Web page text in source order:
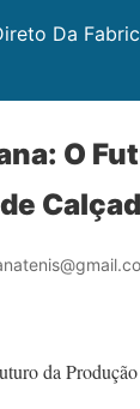
Da
O
da